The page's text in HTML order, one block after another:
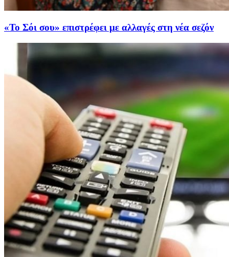
«Το Σόι σου» επιστρέφει με αλλαγές στη νέα σεζόν